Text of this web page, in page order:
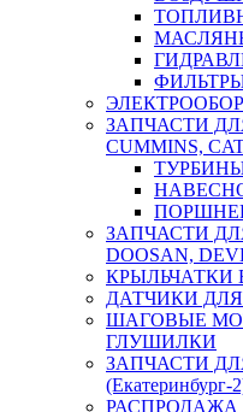
ЗАПЧАСТИ
CUMMINS,
ЗАПЧАСТИ
DOOSAN,
КРЫЛЬЧАТКИ
ДАТЧИКИ
ШАГОВЫЕ
ГЛУШИЛКИ
ЗАПЧАСТИ
(Екатеринбург-
РАСПРОДАЖА